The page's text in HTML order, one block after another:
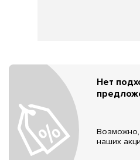
Нет
Возможно,
наших